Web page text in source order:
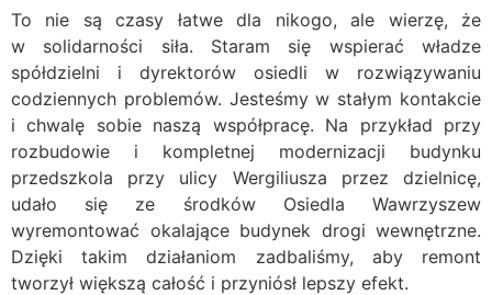
To nie są czasy łatwe dla nikogo, ale wierzę, że
w solidarności siła. Staram się wspierać władze
spółdzielni i dyrektorów osiedli w rozwiązywaniu
codziennych problemów. Jesteśmy w stałym kontakcie
i chwalę sobie naszą współpracę. Na przykład przy
rozbudowie i kompletnej modernizacji budynku
przedszkola przy ulicy Wergiliusza przez dzielnicę,
udało się ze środków Osiedla Wawrzyszew
wyremontować okalające budynek drogi wewnętrzne.
Dzięki takim działaniom zadbaliśmy, aby remont
tworzył większą całość i przyniósł lepszy efekt.